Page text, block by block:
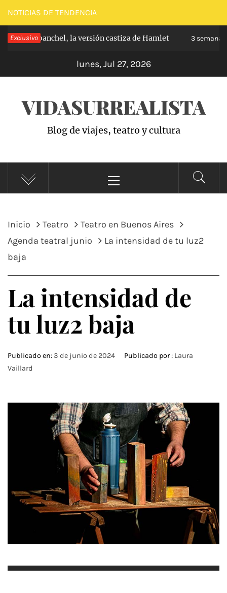
Saltar
al
contenido
NOTICIAS DE TENDENCIA
Exclusivo
de Carabanchel, la versión castiza de Hamlet 3 semanas
lunes, Jul 27, 2026
VIDASURREALISTA
Blog de viajes, teatro y cultura
principal
Inicio Teatro
Teatro en Buenos Aires
Agenda teatral junio
La intensidad de tu luz2
baja
La intensidad de
tu luz2 baja
Publicado en:3 de junio de 2024 Publicado por : Laura
Vaillard